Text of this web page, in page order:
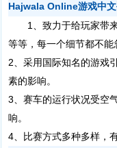
Hajwala Online游戏中
1、致力于给玩家带来
等等，每一个细节都不能
2、采用国际知名的游戏
素的影响。
3、赛车的运行状况受空
响。
4、比赛方式多种多样，